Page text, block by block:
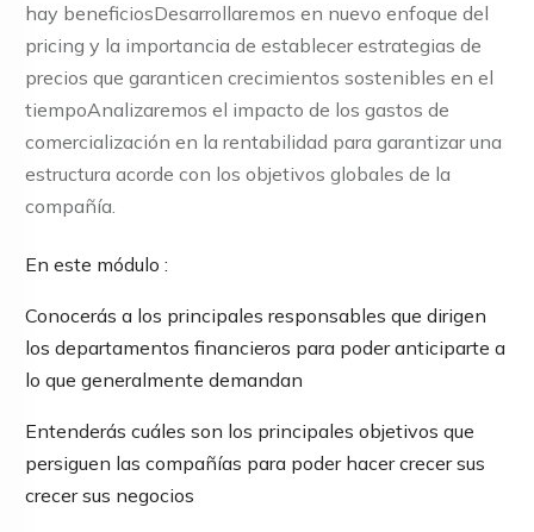
hay beneficiosDesarrollaremos en nuevo enfoque del
pricing y la importancia de establecer estrategias de
precios que garanticen crecimientos sostenibles en el
tiempoAnalizaremos el impacto de los gastos de
comercialización en la rentabilidad para garantizar una
estructura acorde con los objetivos globales de la
compañía.
En este módulo :
Conocerás a los principales responsables que dirigen
los departamentos financieros para poder anticiparte a
lo que generalmente demandan
Entenderás cuáles son los principales objetivos que
persiguen las compañías para poder hacer crecer sus
crecer sus negocios